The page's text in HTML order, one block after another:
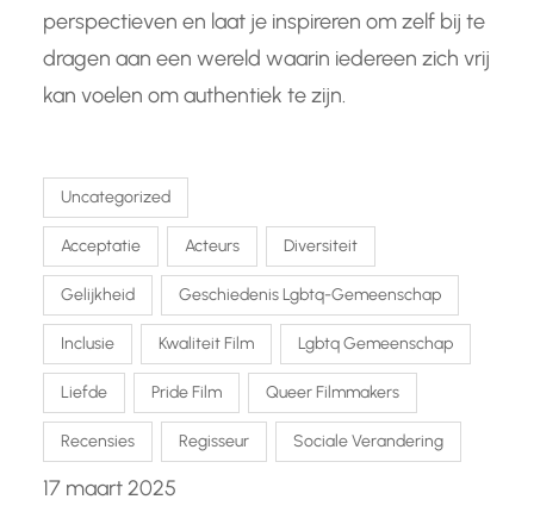
perspectieven en laat je inspireren om zelf bij te
dragen aan een wereld waarin iedereen zich vrij
kan voelen om authentiek te zijn.
Uncategorized
Acceptatie Acteurs Diversiteit
Gelijkheid Geschiedenis Lgbtq-Gemeenschap
Inclusie Kwaliteit Film Lgbtq Gemeenschap
Liefde Pride Film Queer Filmmakers
Recensies Regisseur Sociale Verandering
17 maart 2025